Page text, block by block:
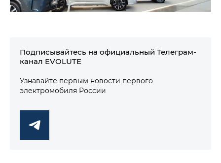
Подписывайтесь на официальный Телеграм-
канал EVOLUTE
Узнавайте первым новости первого
электромобиля России